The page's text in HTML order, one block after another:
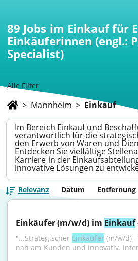
Alle Filter
89 Jobs im Einkauf für
Einkäuferinnen (engl.:
Specialist)
> Mannheim > Einkauf
Im Bereich Einkauf und
verantwortlich für die
den Erwerb von Waren und
Entdecken Sie vielfältige
Karriere in der
innovative Lösungen zu
Relevanz Datum Entfernung
Einkäufer (m/w/d) im Einkauf
"...Strategischer Einkäufer (m/w/d)
nah am Kunden und innovativ.